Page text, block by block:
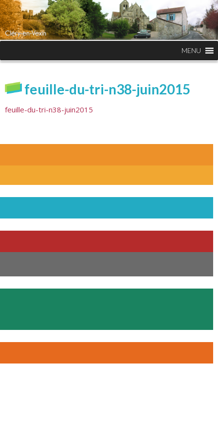
MENU
feuille-du-tri-n38-juin2015
feuille-du-tri-n38-juin2015